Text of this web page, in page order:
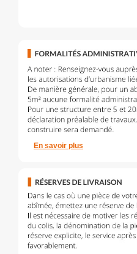
En savoir plus